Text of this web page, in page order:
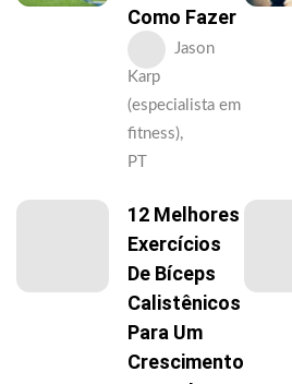
Como Fazer
Jason
Karp
(especialista em
fitness),
PT
12 Melhores
Exercícios
De Bíceps
Calistênicos
Para Um
Crescimento